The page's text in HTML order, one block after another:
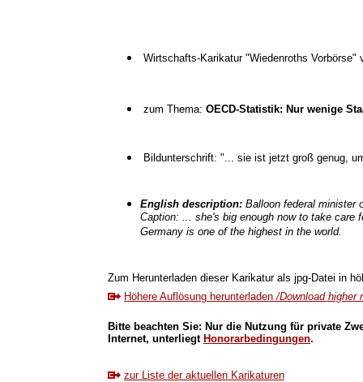
Wirtschafts-Karikatur "Wiedenroths Vorbörse"
zum Thema: OECD-Statistik: Nur wenige
Bildunterschrift: "... sie ist jetzt groß genug,
English description: Balloon federal minister
Caption: ... she's big enough now to take
Germany is one of the highest in the world.
Zum Herunterladen dieser Karikatur als jpg-Datei in
Höhere Auflösung herunterladen/Download higher
Bitte beachten Sie: Nur die Nutzung für private
Internet, unterliegt Honorarbedingungen.
zur Liste der aktuellen Karikaturen